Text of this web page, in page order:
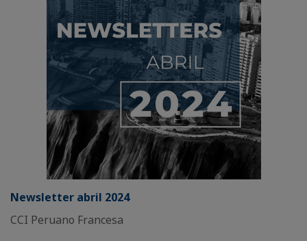
Newsletter abril 2024
CCI Peruano Francesa